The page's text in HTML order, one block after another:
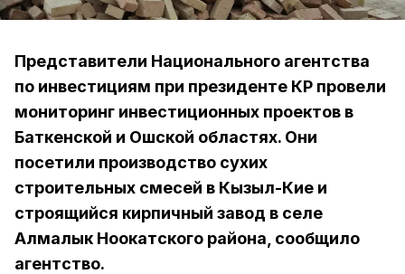
Представители Национального агентства
по инвестициям при президенте КР провели
мониторинг инвестиционных проектов в
Баткенской и Ошской областях. Они
посетили производство сухих
строительных смесей в Кызыл-Кие и
строящийся кирпичный завод в селе
Алмалык Ноокатского района, сообщило
агентство.